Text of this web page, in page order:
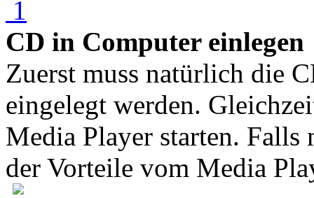
CD in Computer einlegen
Zuerst muss natürlich die
eingelegt werden.
Media Player starten.
der Vorteile vom Media